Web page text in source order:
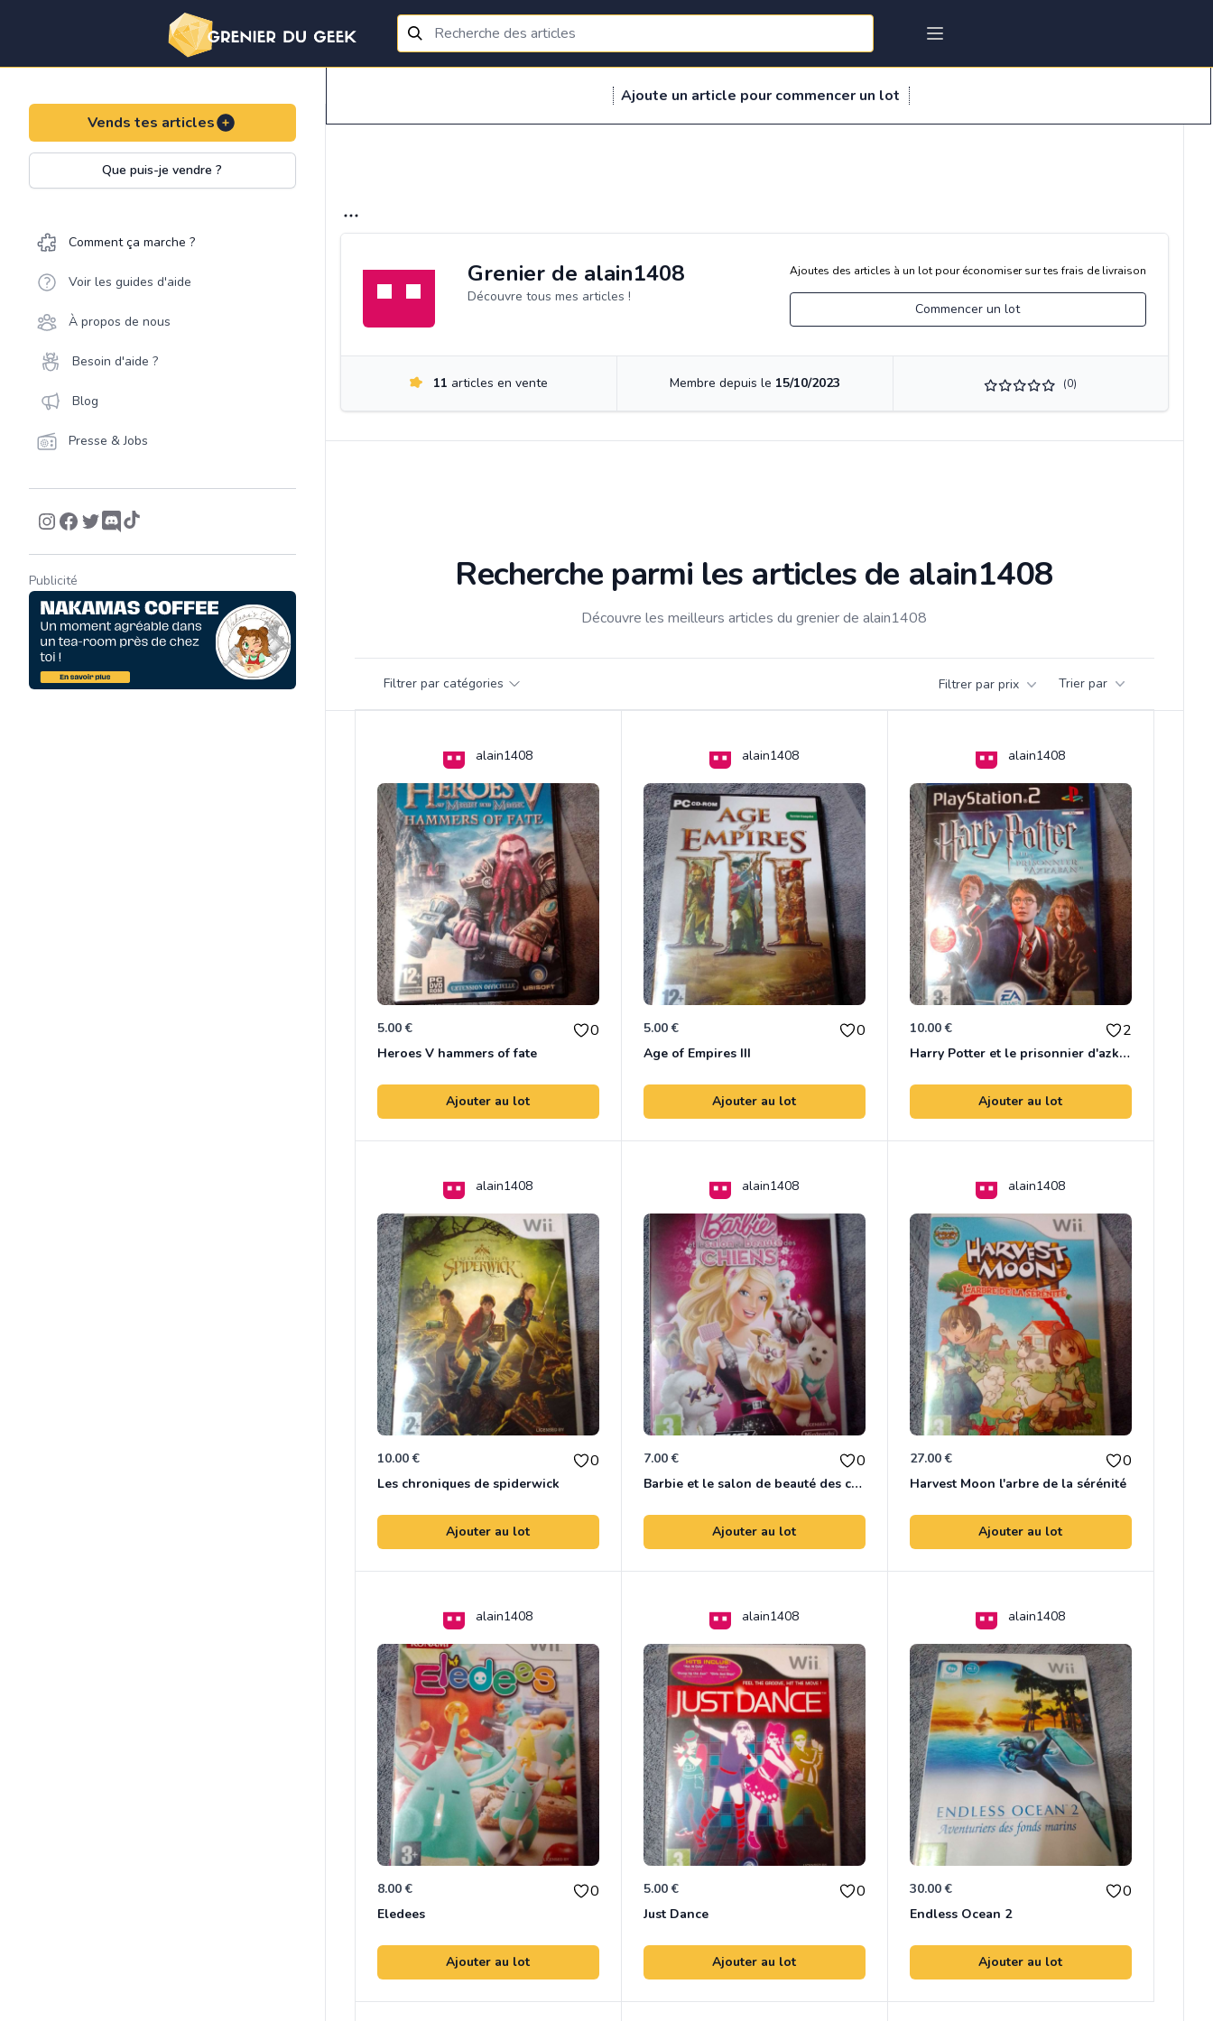
Vends tes articles
Que puis-je vendre ?
Comment ça marche ?
Voir les guides d'aide
À propos de nous
Besoin d'aide ?
Blog
Presse & Jobs
Publicité
Grenier de alain1408
Découvre tous mes articles !
Ajoutes des articles à un lot pour économiser sur tes frais de livraison
Commencer un lot
11 articles en vente Membre depuis le 15/10/2023 (0)
Recherche parmi les articles de alain1408
Découvre les meilleurs articles du grenier de alain1408
Filtrer par catégories Filtrer par prix Trier par
alain1408
5.00 € 0
Heroes V hammers of fate
Ajouter au lot
alain1408
5.00 € 0
Age of Empires III
Ajouter au lot
alain1408
10.00 € 2
Harry Potter et le prisonnier d'azkaban
Ajouter au lot
alain1408
10.00 € 0
Les chroniques de spiderwick
Ajouter au lot
alain1408
7.00 € 0
Barbie et le salon de beauté des chiens
Ajouter au lot
alain1408
27.00 € 0
Harvest Moon l'arbre de la sérénité
Ajouter au lot
alain1408
8.00 € 0
Eledees
Ajouter au lot
alain1408
5.00 € 0
Just Dance
Ajouter au lot
alain1408
30.00 € 0
Endless Ocean 2
Ajouter au lot
Ajoute un article pour commencer un lot